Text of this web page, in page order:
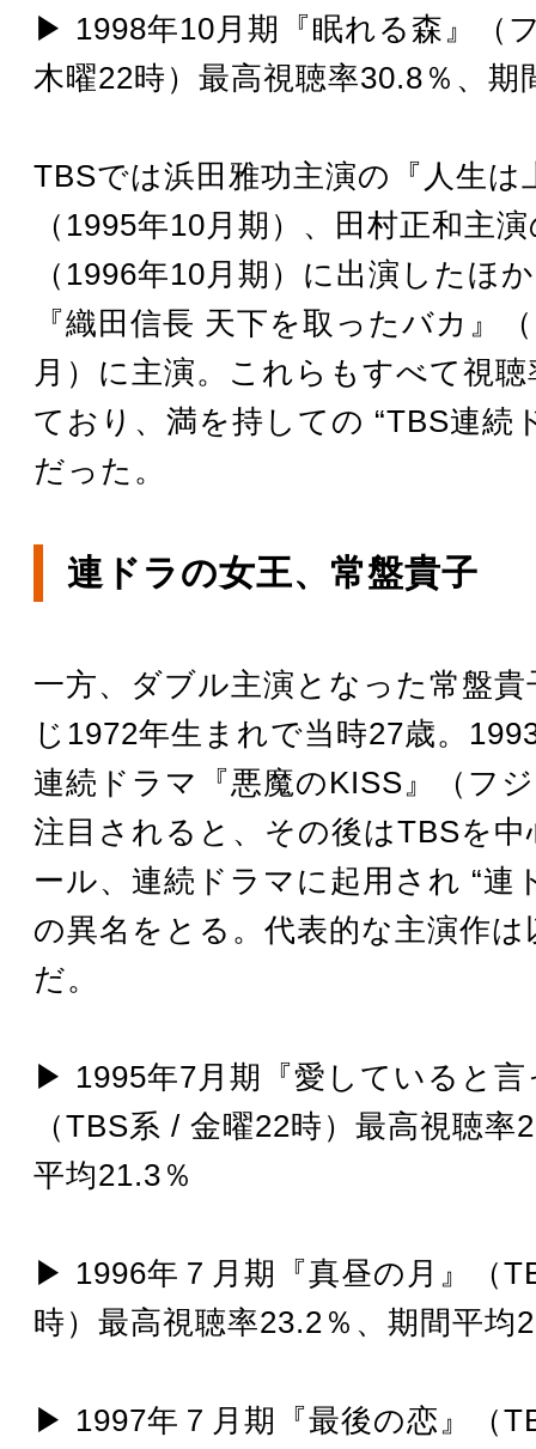
▶︎ 1998年10月期『眠れる森』（
木曜22時）最高視聴率30.8％、期
TBSでは浜田雅功主演の『人生は
（1995年10月期）、田村正和主
（1996年10月期）に出演したほ
『織田信長 天下を取ったバカ』
月）に主演。これらもすべて視
ており、満を持しての “TBS連続
だった。
連ドラの女王、常盤貴子
一方、ダブル主演となった常盤
じ1972年生まれで当時27歳。
連続ドラマ『悪魔のKISS』（フ
注目されると、その後はTBSを
ール、連続ドラマに起用され “連
の異名をとる。代表的な主演作
だ。
▶︎ 1995年7月期『愛していると言
（TBS系 / 金曜22時）最高視聴率
平均21.3％
▶︎ 1996年７月期『真昼の月』（
時）最高視聴率23.2％、期間平均
▶︎ 1997年７月期『最後の恋』（